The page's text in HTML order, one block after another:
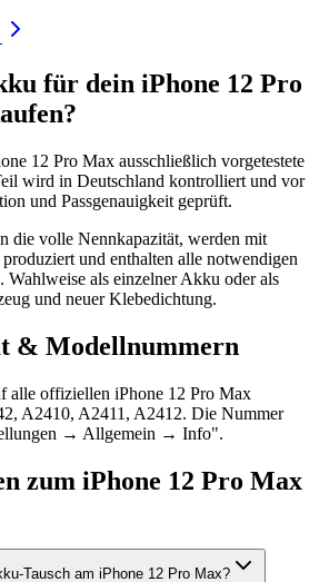
für dein iPhone 12 Pro
12 Pro Max ausschließlich vorgetestete
wird in Deutschland kontrolliert und vor
und Passgenauigkeit geprüft.
die volle Nennkapazität, werden mit
und enthalten alle notwendigen
Wahlweise als einzelner Akku oder als
und neuer Klebedichtung.
& Modellnummern
alle offiziellen iPhone 12 Pro Max
A2410, A2411, A2412. Die Nummer
→ Allgemein → Info".
zum iPhone 12 Pro Max
Tausch am iPhone 12 Pro Max?